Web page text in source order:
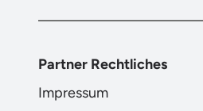
Partner Rechtliches
Impressum